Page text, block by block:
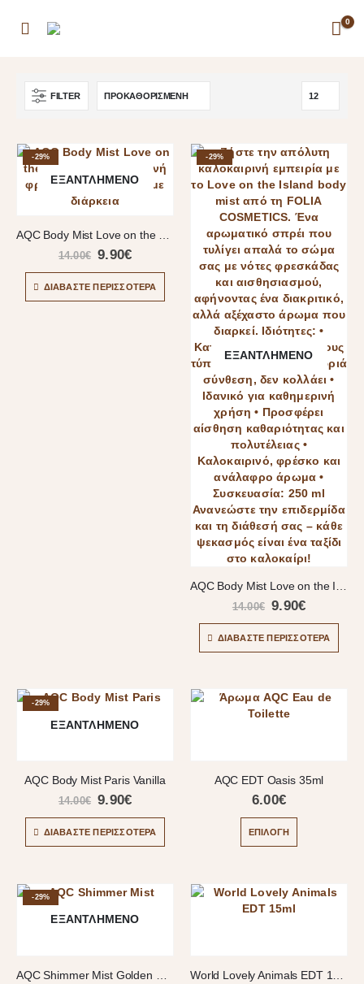
0
FILTER
-29%
ΕΞΑΝΤΛΗΜΈΝΟ
14.00€ 9.90€
ΔΙΑΒΆΣΤΕ ΠΕΡΙΣΣΌΤΕΡΑ
-29%
ΕΞΑΝΤΛΗΜΈΝΟ
14.00€ 9.90€
ΔΙΑΒΆΣΤΕ ΠΕΡΙΣΣΌΤΕΡΑ
-29%
ΕΞΑΝΤΛΗΜΈΝΟ
AQC Body Mist Paris Vanilla
14.00€ 9.90€
ΔΙΑΒΆΣΤΕ ΠΕΡΙΣΣΌΤΕΡΑ
AQC EDT Oasis 35ml
6.00€
ΕΠΙΛΟΓΉ
-29%
ΕΞΑΝΤΛΗΜΈΝΟ